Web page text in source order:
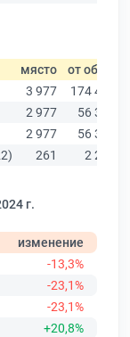
място от общо
3 977
174 403
2 977
56 378
2 977
56 378
261 2 254
г.
изменение
-13,3%
-23,1%
-23,1%
+20,8%